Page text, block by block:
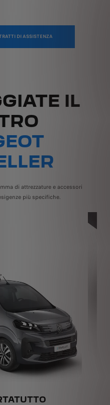
DI ASSISTENZA
IL
di attrezzature e accessori
più specifiche.